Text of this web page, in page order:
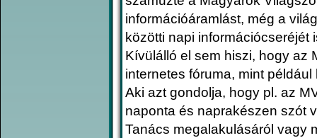
információáramlást, még a
közötti napi információcseréjét
Kívülálló el sem hiszi, hogy az
internetes fóruma, mint
Aki azt gondolja, hogy pl. az
naponta és naprakészen szót
Tanács megalakulásáról vagy